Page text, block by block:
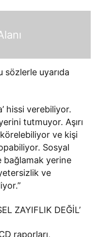
sözlerle uyarıda
hissi verebiliyor.
tutmuyor. Aşırı
ve kişi
Sosyal
bağlamak yerine
ve
ZAYIFLIK DEĞİL’
raporları,